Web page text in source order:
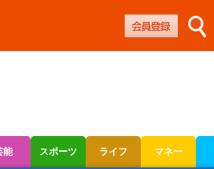
能 スポーツ ライフ マネー